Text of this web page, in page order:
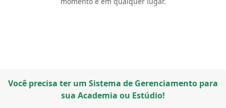
Você precisa ter um Sistema de Gerenciamento para
sua Academia ou Estúdio!